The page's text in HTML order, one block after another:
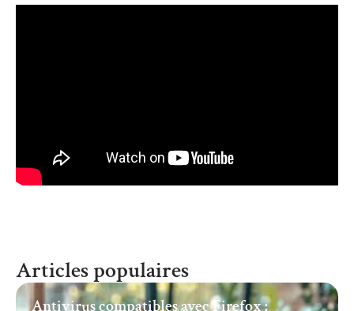
Articles populaires
Antivirus compatibles avec Firefox :